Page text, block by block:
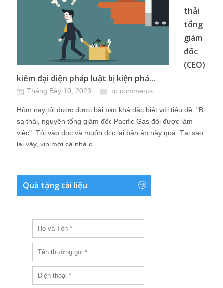
thải
tổng
giám
đốc
(CEO)
kiêm đại diện pháp luật bị kiện phả...
Tháng Bảy 10, 2023 no comments
Hôm nay tôi được được bài báo khá đặc biệt với tiêu đề: "Bị
sa thải, nguyên tổng giám đốc Pacific Gas đòi được làm
việc". Tôi vào đọc và muốn đọc lại bản án này quá. Tại sao
lại vậy, xin mời cả nhà c...
Quà tặng tài liệu